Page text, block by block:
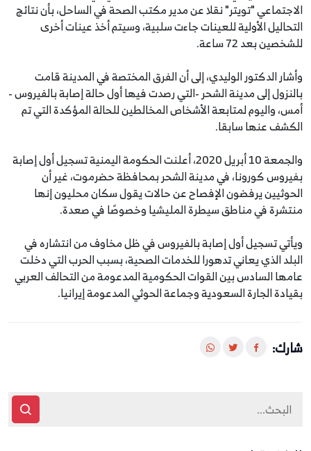
الاجتماعي "تويتر" نقلا عن مدير مكتب الصحة في الساحل، بأن نتائج
التحاليل الأولية للعينات جاءت سلبية، وسيتم أخذ عينات أخرى
للشخصين بعد 72 ساعة.
وأشار الدكتور الوليدي، إلى أن الفرق المختصة في المدينة قامت
بالنزول إلى مدينة الشحر -التي رصدت فيها أول حالة إصابة بالفيروس -
أمس، واليوم لمتابعة الأشخاص المخالطين للحالة المؤكدة التي تم
الكشف عنها سابقا.
والجمعة 10 أبريل 2020، أعلنت الحكومة اليمنية تسجيل أول إصابة
بفيروس كورونا، في مدينة الشحر بمحافظة حضرموت، غير أن
الحوثيين يرفضون الإفصاح عن حالات يقول سكان محليون إنها
منتشرة في مناطق سيطرة المليشيا وخصوصًا في صعدة.
ويأتي تسجيل أول إصابة بالفيروس في ظل مخاوف من انتشاره في
البلد الذي يعاني تدهورا للخدمات الصحية، بسبب الحرب التي دخلت
عامها السادس بين القوات الحكومية المدعومة من التحالف العربي
بقيادة الجارة السعودية وجماعة الحوثي المدعومة إيرانيا.
شارك: